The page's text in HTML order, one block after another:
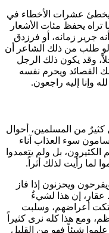
عشرات الأخطاء في
تراه يحفظ مئات الأشعار
جرير زمانه، أو فرزدق
طلب من ذلك الشاعر أن
وقد يكون ذلك الرجل
القصائد ويحرم نفسه
وإنا إليه راجعون.
من المسلمين، أحوال
سوء العذاب آناء
الكثيرون، بل ولم يتعمدوا
لما رأيت لذلك أثراً.
ويحزنون إذا فاز
عقار، إن هذا لشيءٌ
أعراضهم، وسلبت
ومع هذا كله نرى كثيراً
شيئاً فهو من القليل